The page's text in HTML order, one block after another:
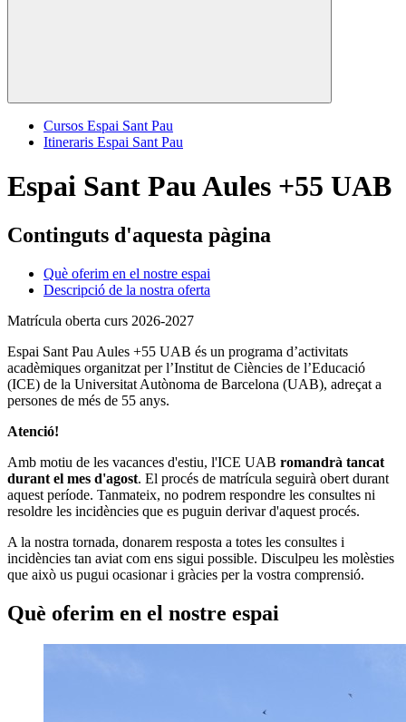
Cursos Espai Sant Pau
Itineraris Espai Sant Pau
Espai Sant Pau Aules +55 UAB
Continguts d'aquesta pàgina
Què oferim en el nostre espai
Descripció de la nostra oferta
Matrícula oberta curs 2026-2027
Espai Sant Pau Aules +55 UAB és un programa d’activitats
acadèmiques organitzat per l’Institut de Ciències de l’Educació
(ICE) de la Universitat Autònoma de Barcelona (UAB), adreçat a
persones de més de 55 anys.
Atenció!
Amb motiu de les vacances d'estiu, l'ICE UAB romandrà tancat
durant el mes d'agost. El procés de matrícula seguirà obert durant
aquest període. Tanmateix, no podrem respondre les consultes ni
resoldre les incidències que es puguin derivar d'aquest procés.
A la nostra tornada, donarem resposta a totes les consultes i
incidències tan aviat com ens sigui possible. Disculpeu les molèsties
que això us pugui ocasionar i gràcies per la vostra comprensió.
Què oferim en el nostre espai